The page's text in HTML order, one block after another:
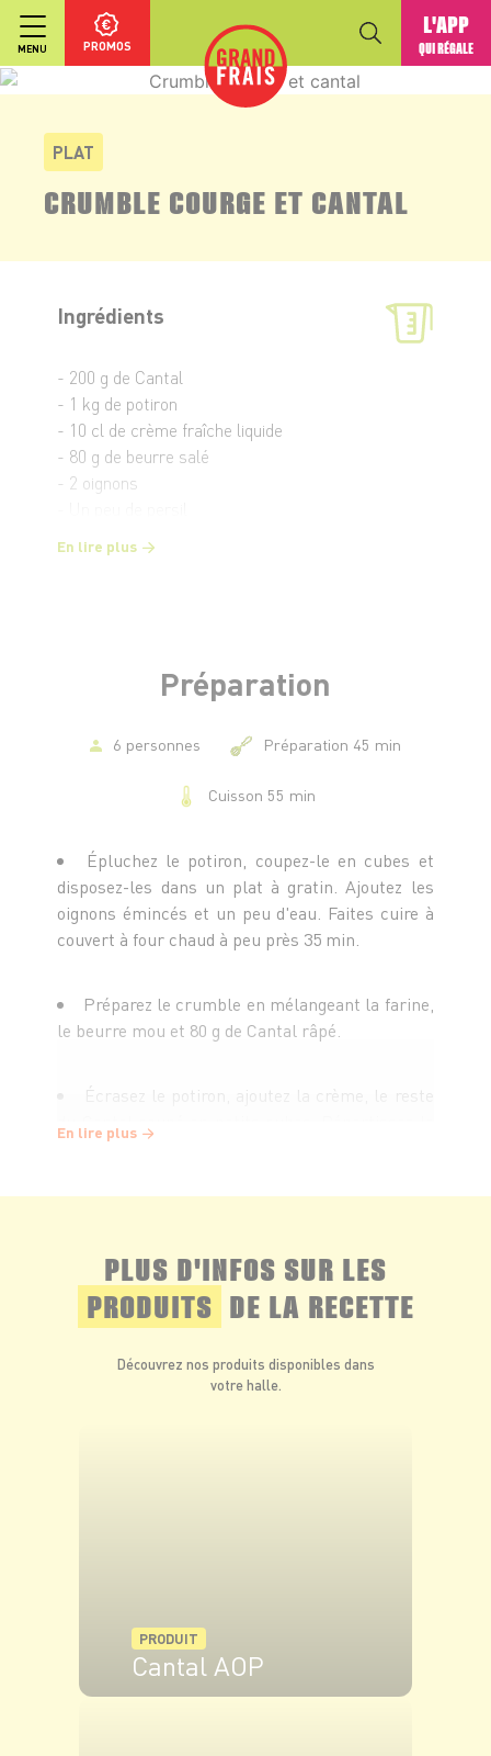
MENU PROMOS
L'APP
QUI RÉGALE
PLAT
CRUMBLE COURGE ET CANTAL
Ingrédients
- 200 g de Cantal
- 1 kg de potiron
- 10 cl de crème fraîche liquide
- 80 g de beurre salé
- 2 oignons
En lire plus
Préparation
6 personnes Préparation 45 min
Cuisson 55 min
Épluchez le potiron, coupez-le en cubes et
disposez-les dans un plat à gratin. Ajoutez les
oignons émincés et un peu d'eau. Faites cuire à
couvert à four chaud à peu près 35 min.
Préparez le crumble en mélangeant la farine,
le beurre mou et 80 g de Cantal râpé.
Écrasez le potiron, ajoutez la crème, le reste
crumble et parsemez de persil haché.
Quand la croûte est bien dorée, servez
aussitôt.
En lire plus
PLUS D'INFOS SUR LES
PRODUITS DE LA RECETTE
Découvrez nos produits disponibles dans
votre halle.
PRODUIT
Cantal AOP